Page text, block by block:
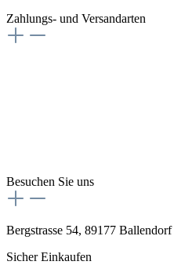
Zahlungs- und Versandarten
Besuchen Sie uns
Bergstrasse 54, 89177 Ballendorf
Sicher Einkaufen